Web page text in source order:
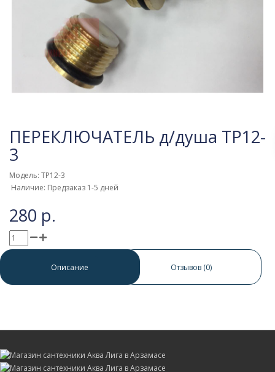
ПЕРЕКЛЮЧАТЕЛЬ д/душа ТР12-
3
Модель: ТР12-3
Наличие: Предзаказ 1-5 дней
280 р.
Написать отзыв
Описание Отзывов (0)